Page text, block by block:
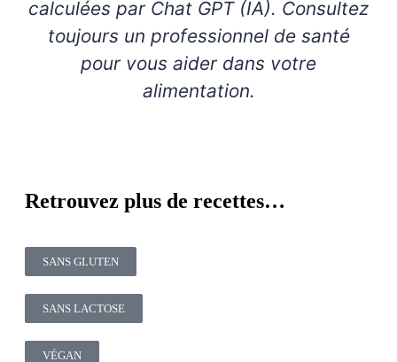
calculées par Chat GPT (IA). Consultez
toujours un professionnel de santé
pour vous aider dans votre
alimentation.
Retrouvez plus de recettes…
SANS GLUTEN
SANS LACTOSE
VÉGAN